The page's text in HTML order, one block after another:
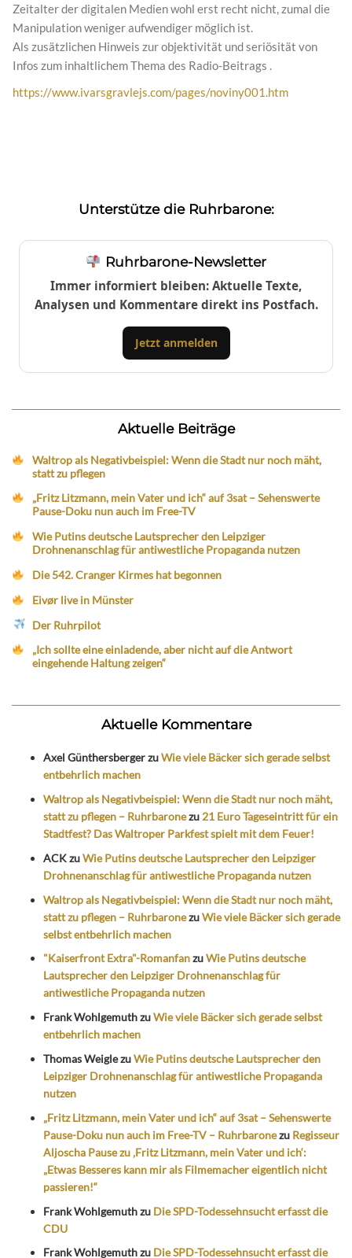
Zeitalter der digitalen Medien wohl erst recht nicht, zumal die
Manipulation weniger aufwendiger möglich ist.
Als zusätzlichen Hinweis zur objektivität und seriösität von
Infos zum inhaltlichem Thema des Radio-Beitrags .
https://www.ivarsgravlejs.com/pages/noviny001.htm
Unterstütze die Ruhrbarone:
Ruhrbarone-Newsletter
Immer informiert bleiben: Aktuelle Texte,
Analysen und Kommentare direkt ins Postfach.
Jetzt anmelden
Aktuelle Beiträge
Waltrop als Negativbeispiel: Wenn die Stadt nur noch mäht,
statt zu pflegen
„Fritz Litzmann, mein Vater und ich“ auf 3sat – Sehenswerte
Pause-Doku nun auch im Free-TV
Wie Putins deutsche Lautsprecher den Leipziger
Drohnenanschlag für antiwestliche Propaganda nutzen
Die 542. Cranger Kirmes hat begonnen
Eivør live in Münster
Der Ruhrpilot
„Ich sollte eine einladende, aber nicht auf die Antwort
eingehende Haltung zeigen“
Aktuelle Kommentare
Axel GünthersbergerzuWie viele Bäcker sich gerade selbst
entbehrlich machen
Waltrop als Negativbeispiel: Wenn die Stadt nur noch mäht,
statt zu pflegen – Ruhrbaronezu 21 Euro Tageseintritt für ein
Stadtfest? Das Waltroper Parkfest spielt mit dem Feuer!
ACKzuWie Putins deutsche Lautsprecher den Leipziger
Drohnenanschlag für antiwestliche Propaganda nutzen
Waltrop als Negativbeispiel: Wenn die Stadt nur noch mäht,
statt zu pflegen – RuhrbaronezuWie viele Bäcker sich gerade
selbst entbehrlich machen
"Kaiserfront Extra"-RomanfanzuWie Putins deutsche
Lautsprecher den Leipziger Drohnenanschlag für
antiwestliche Propaganda nutzen
Frank WohlgemuthzuWie viele Bäcker sich gerade selbst
entbehrlich machen
Thomas WeiglezuWie Putins deutsche Lautsprecher den
Leipziger Drohnenanschlag für antiwestliche Propaganda
nutzen
„Fritz Litzmann, mein Vater und ich“ auf 3sat – Sehenswerte
Pause-Doku nun auch im Free-TV – Ruhrbaronezu Regisseur
Aljoscha Pause zu ‚Fritz Litzmann, mein Vater und ich‘:
„Etwas Besseres kann mir als Filmemacher eigentlich nicht
passieren!“
Frank Wohlgemuthzu Die SPD-Todessehnsucht erfasst die
CDU
Frank Wohlgemuthzu Die SPD-Todessehnsucht erfasst die